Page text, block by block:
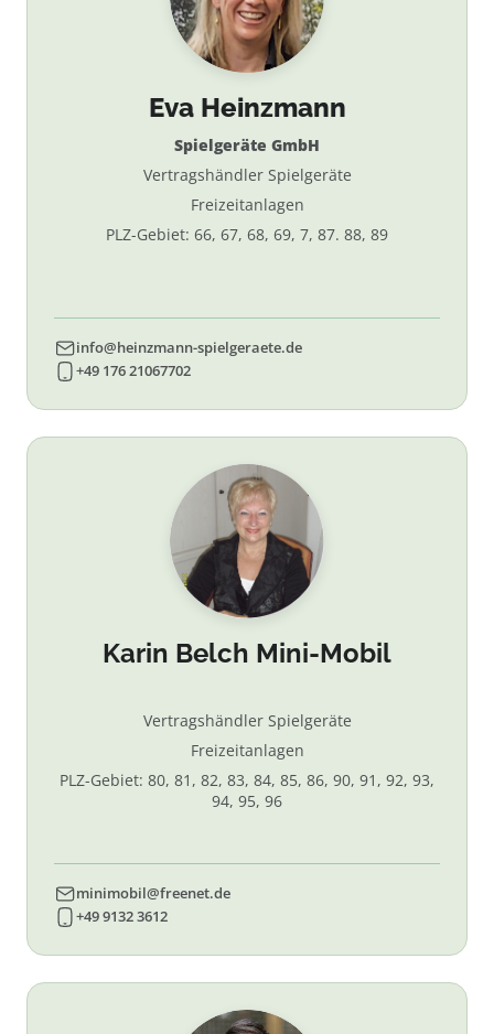
Eva Heinzmann
Spielgeräte GmbH
Vertragshändler Spielgeräte
Freizeitanlagen
PLZ-Gebiet: 66, 67, 68, 69, 7, 87. 88, 89
info@heinzmann-spielgeraete.de
+49 176 21067702
Karin Belch Mini-Mobil
Vertragshändler Spielgeräte
Freizeitanlagen
PLZ-Gebiet: 80, 81, 82, 83, 84, 85, 86, 90, 91, 92, 93,
94, 95, 96
minimobil@freenet.de
+49 9132 3612